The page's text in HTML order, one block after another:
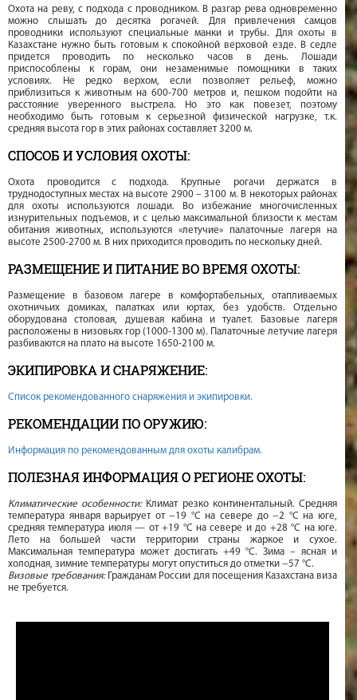
Охота на реву, с подхода с проводником. В разгар рева одновременно
можно слышать до десятка рогачей. Для привлечения самцов
проводники используют специальные манки и трубы. Для охоты в
Казахстане нужно быть готовым к спокойной верховой езде. В седле
придется проводить по несколько часов в день. Лошади
приспособлены к горам, они незаменимые помощники в таких
условиях. Не редко верхом, если позволяет рельеф, можно
приблизиться к животным на 600-700 метров и, пешком подойти на
расстояние уверенного выстрела. Но это как повезет, поэтому
необходимо быть готовым к серьезной физической нагрузке, т.к.
средняя высота гор в этих районах составляет 3200 м.
СПОСОБ И УСЛОВИЯ ОХОТЫ:
Охота проводится с подхода. Крупные рогачи держатся в
труднодоступных местах на высоте 2900 – 3100 м. В некоторых районах
для охоты используются лошади. Во избежание многочисленных
изнурительных подъемов, и с целью максимальной близости к местам
обитания животных, используются «летучие» палаточные лагеря на
высоте 2500-2700 м. В них приходится проводить по нескольку дней.
РАЗМЕЩЕНИЕ И ПИТАНИЕ ВО ВРЕМЯ ОХОТЫ:
Размещение в базовом лагере в комфортабельных, отапливаемых
охотничьих домиках, палатках или юртах, без удобств. Отдельно
оборудована столовая, душевая кабина и туалет. Базовые лагеря
расположены в низовьях гор (1000-1300 м). Палаточные летучие лагеря
разбиваются на плато на высоте 1650-2100 м.
ЭКИПИРОВКА И СНАРЯЖЕНИЕ:
Список рекомендованного снаряжения и экипировки.
РЕКОМЕНДАЦИИ ПО ОРУЖИЮ:
Информация по рекомендованным для охоты калибрам.
ПОЛЕЗНАЯ ИНФОРМАЦИЯ О РЕГИОНЕ ОХОТЫ:
Климатические особенности:Климат резко континентальный. Средняя
температура января варьирует от −19 °C на севере до −2 °C на юге,
средняя температура июля — от +19 °C на севере и до +28 °C на юге.
Лето на большей части территории страны жаркое и сухое.
Максимальная температура может достигать +49 °C. Зима – ясная и
холодная, зимние температуры могут опуститься до отметки −57 °C.
Визовые требования:Гражданам России для посещения Казахстана виза
не требуется.